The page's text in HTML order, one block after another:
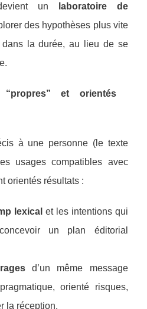
un
laboratoire de
des hypothèses plus vite
la durée, au lieu de se
“propres” et orientés
à une personne (le texte
usages compatibles avec
orientés résultats :
lexical et les intentions qui
un plan éditorial
d’un même message
orienté risques,
la réception.